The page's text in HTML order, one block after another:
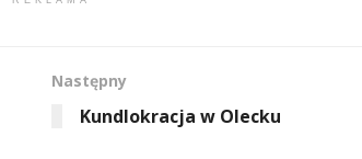
Następny
Kundlokracja w Olecku